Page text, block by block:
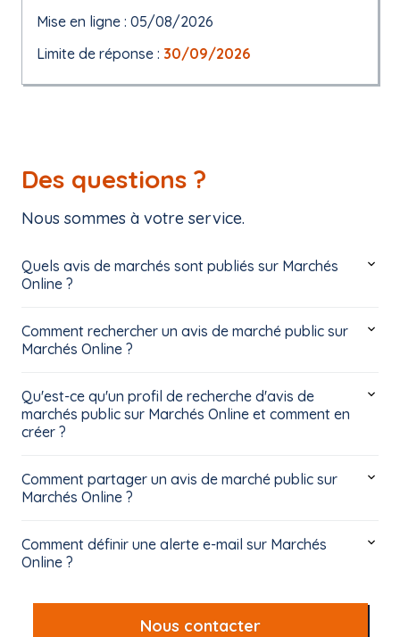
Mise en ligne : 05/08/2026
Limite de réponse : 30/09/2026
Des questions ?
Nous sommes à votre service.
Quels avis de marchés sont publiés sur Marchés
Online ?
Comment rechercher un avis de marché public sur
Marchés Online ?
Qu'est-ce qu'un profil de recherche d'avis de
marchés public sur Marchés Online et comment en
créer ?
Comment partager un avis de marché public sur
Marchés Online ?
Comment définir une alerte e-mail sur Marchés
Online ?
Nous contacter